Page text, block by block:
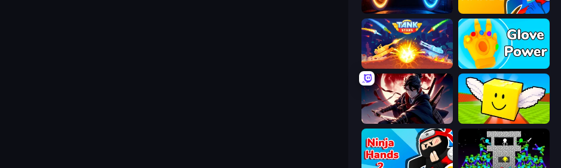
Portal Escape Ninja Hands
Tank Stars Glove Power
Samurai's Shadow Lucky Brainrot Blocks Online